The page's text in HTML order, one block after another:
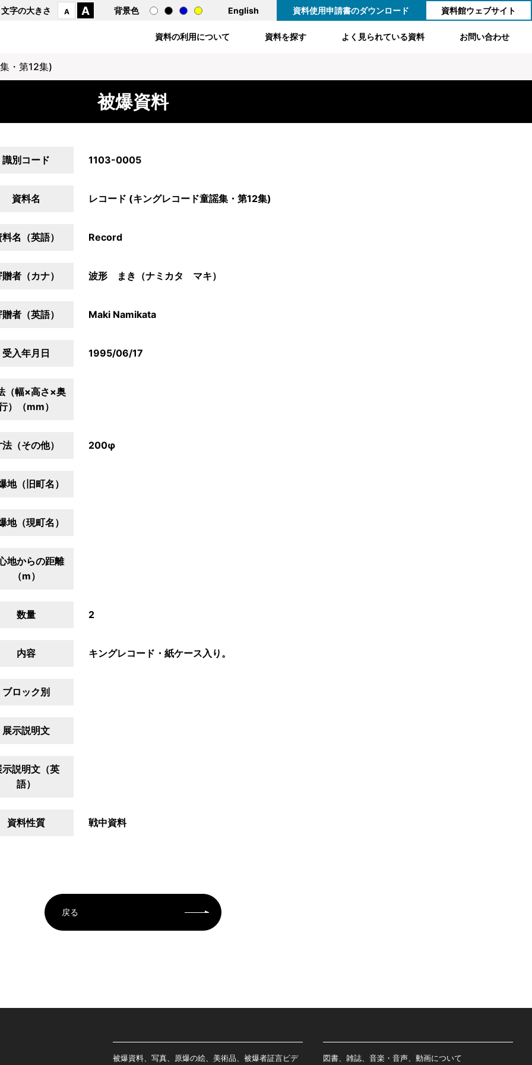
文字の大きさ A A 背景色 English 資料使用申請書のダウンロード 資料館ウェブサイト
資料の利用について 資料を探す よく見られている資料 お問い合わせ
・第12集)
被爆資料
識別コード 1103-0005
資料名 レコード (キングレコード童謡集・第12集)
名（英語） Record
者（カナ） 波形 まき（ナミカタ マキ）
者（英語） Maki Namikata
受入年月日 1995/06/17
（幅×高さ×奥
）（mm）
（その他） 200φ
地（旧町名）
地（現町名）
地からの距離
（m）
数量 2
内容 キングレコード・紙ケース入り。
ブロック別
展示説明文
示説明文（英
語）
資料性質 戦中資料
戻る
被爆資料、写真、原爆の絵、美術品、被爆者証言ビデ 図書、雑誌、音楽・音声、動画について